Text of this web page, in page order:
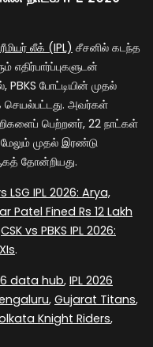
லீக் (IPL) சீசனில் கடந்த
எதிர்பார்ப்புகளுடன்
போட்டியின் முதல்
செயல்பட்டது. அவர்கள்
பெற்றனர், 22 நாட்கள்
மேலும் முதல் இரண்டு
தோன்றியது.
LSG IPL 2026: Arya,
Patel Fined Rs 12 Lakh
CSK vs PBKS IPL 2026:
.
data hub, IPL 2026
, Gujarat Titans,
Knight Riders,